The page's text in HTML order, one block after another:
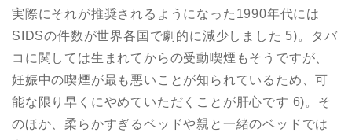
実際にそれが推奨されるようになった1990年代には
SIDSの件数が世界各国で劇的に減少しました 5)。タバ
コに関しては生まれてからの受動喫煙もそうですが、
妊娠中の喫煙が最も悪いことが知られているため、可
能な限り早くにやめていただくことが肝心です 6)。そ
のほか、柔らかすぎるベッドや親と一緒のベッドでは